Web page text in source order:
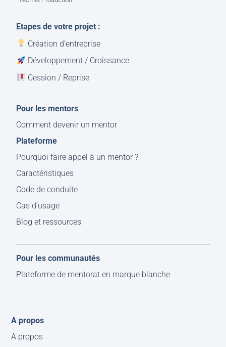
Etapes de votre projet :
Création d’entreprise
Développement / Croissance
Cession / Reprise
Pour les mentors
Comment devenir un mentor
Plateforme
Pourquoi faire appel à un mentor ?
Caractéristiques
Code de conduite
Cas d’usage
Blog et ressources
Pour les communautés
Plateforme de mentorat en marque blanche
A propos
A propos